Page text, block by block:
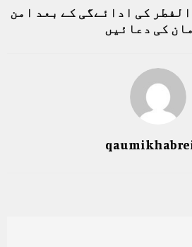
کی ادائےگی کے بعد امن
کی دعائیں